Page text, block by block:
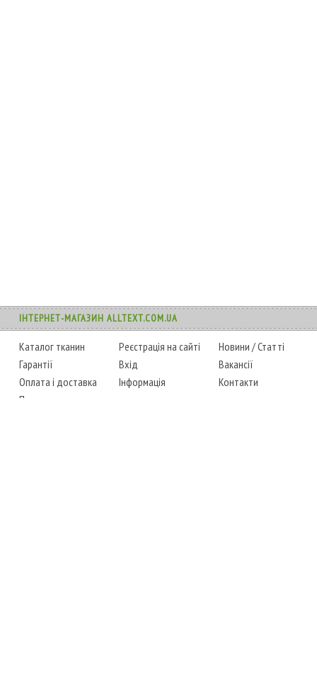
ІНТЕРНЕТ-МАГАЗИН ALLTEXT.COM.UA
Каталог тканин
Гарантії
Оплата і доставка
Повернення товару
Реєстрація на сайті
Вхід
Інформація
Новини /Статті
Вакансії
Контакти